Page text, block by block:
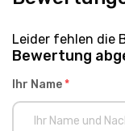
Leider fehlen die
Bewertung
Ihr Name*